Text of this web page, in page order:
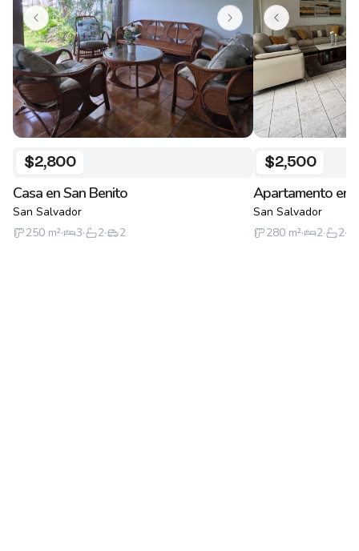
$2,800
Casa en San Benito
San Salvador
250 m²· 3· 2· 2
$2,500
Apartamento en
San Salvador
280 m²· 2· 2·